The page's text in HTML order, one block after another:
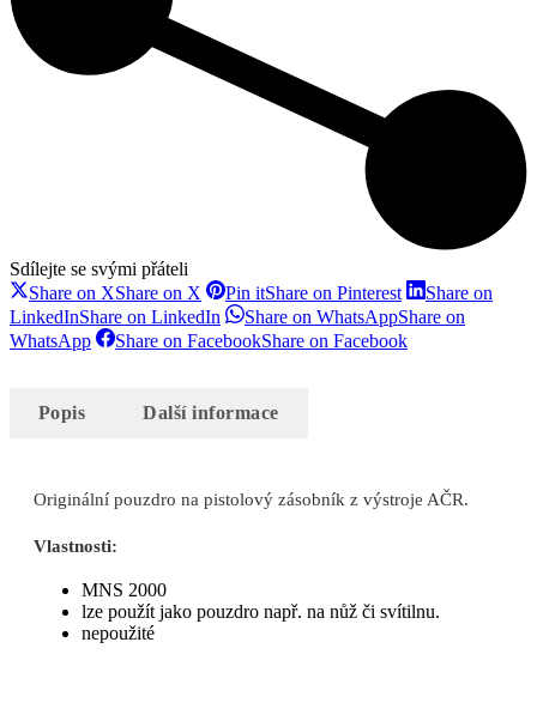
Sdílejte se svými přáteli
Share on XShare on X Pin itShare on Pinterest
Share on
LinkedInShare on LinkedIn Share on WhatsAppShare on
WhatsApp
Share on FacebookShare on Facebook
Popis Další informace
Originální pouzdro na pistolový zásobník z výstroje AČR.
Vlastnosti:
MNS 2000
lze použít jako pouzdro např. na nůž či svítilnu.
nepoužité